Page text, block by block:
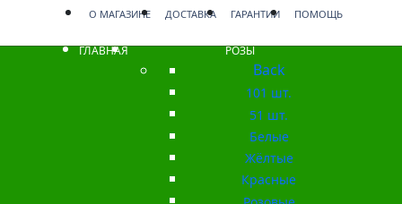
О МАГАЗИНЕ ДОСТАВКА ГАРАНТИИ ПОМОЩЬ
ГЛАВНАЯ РОЗЫ
Back
101 шт.
51 шт.
Белые
Жёлтые
Красные